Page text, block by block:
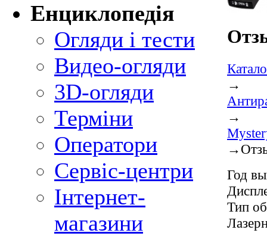
Енциклопедія
Огляди і тести
Видео-огляди
3D-огляди
Терміни
Оператори
Сервіс-центри
Інтернет-
магазини
→
→
→
Год
Тип